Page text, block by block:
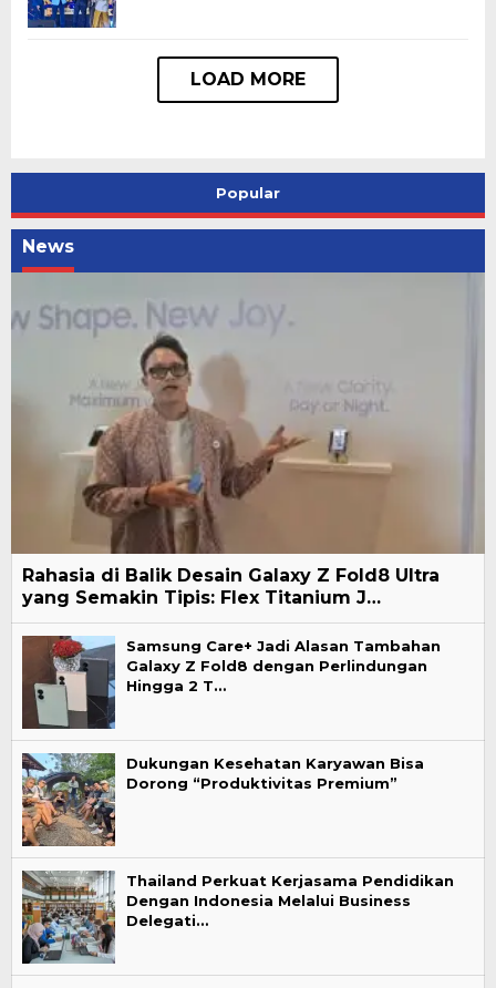
Popular
News
Rahasia di Balik Desain Galaxy Z Fold8 Ultra
yang Semakin Tipis: Flex Titanium J…
Samsung Care+ Jadi Alasan Tambahan
Galaxy Z Fold8 dengan Perlindungan
Hingga 2 T…
Dukungan Kesehatan Karyawan Bisa
Dorong “Produktivitas Premium”
Thailand Perkuat Kerjasama Pendidikan
Dengan Indonesia Melalui Business
Delegati…